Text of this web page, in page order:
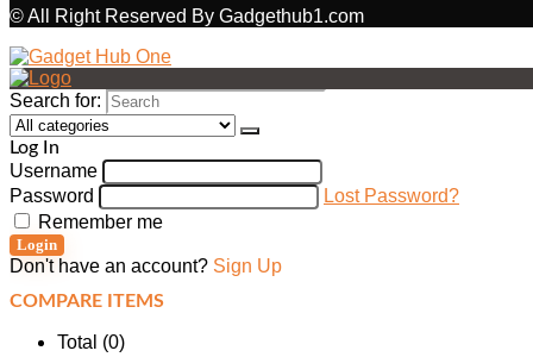
© All Right Reserved By Gadgethub1.com
Search for:
Log In
Username
Password
Lost Password?
Remember me
Login
Don't have an account? Sign Up
COMPARE ITEMS
Total (0)